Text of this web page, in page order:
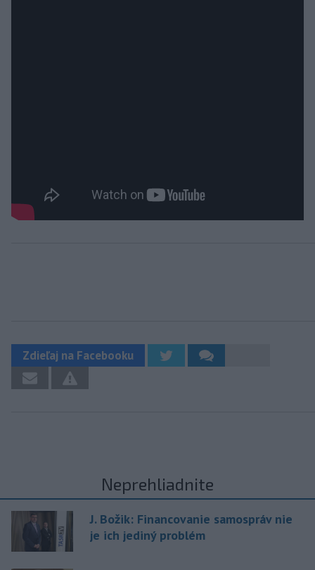
Zdieľaj na Facebooku
Neprehliadnite
J. Božik: Financovanie samospráv nie
je ich jediný problém